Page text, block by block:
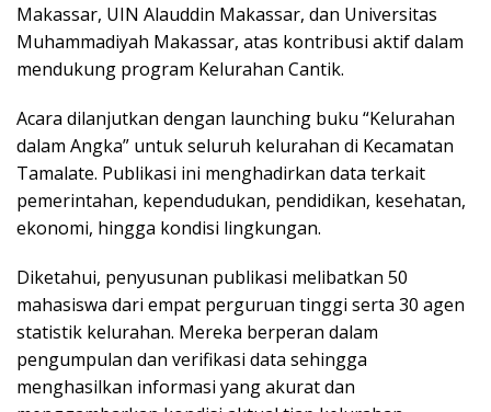
Makassar, UIN Alauddin Makassar, dan Universitas
Muhammadiyah Makassar, atas kontribusi aktif dalam
mendukung program Kelurahan Cantik.
Acara dilanjutkan dengan launching buku “Kelurahan
dalam Angka” untuk seluruh kelurahan di Kecamatan
Tamalate. Publikasi ini menghadirkan data terkait
pemerintahan, kependudukan, pendidikan, kesehatan,
ekonomi, hingga kondisi lingkungan.
Diketahui, penyusunan publikasi melibatkan 50
mahasiswa dari empat perguruan tinggi serta 30 agen
statistik kelurahan. Mereka berperan dalam
pengumpulan dan verifikasi data sehingga
menghasilkan informasi yang akurat dan